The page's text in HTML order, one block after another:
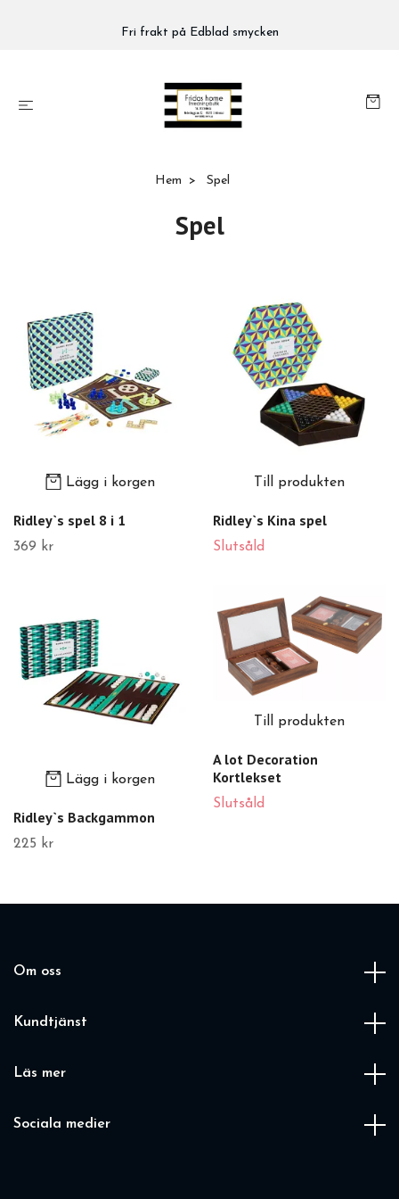
Fri frakt på Edblad smycken
Hem Spel
Spel
Lägg i korgen
Ridley`s spel 8 i 1
369 kr
Till produkten
Ridley`s Kina spel
Slutsåld
Lägg i korgen
Ridley`s Backgammon
225 kr
Till produkten
A lot Decoration
Kortlekset
Slutsåld
Om oss
Kundtjänst
Läs mer
Sociala medier